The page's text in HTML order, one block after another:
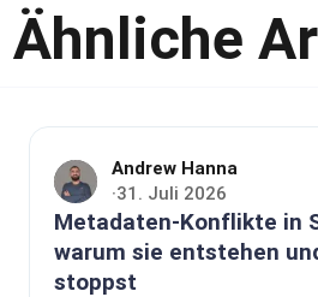
Ähnliche
Andrew Hanna
·31. Juli 2026
Metadaten-Konflikte in
warum sie entstehen
stoppst